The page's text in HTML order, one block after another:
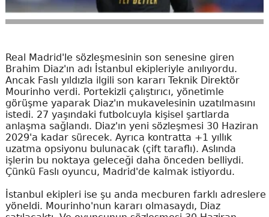
Real Madrid'le sözleşmesinin son senesine giren
Brahim Diaz'ın adı İstanbul ekipleriyle anılıyordu.
Ancak Faslı yıldızla ilgili son kararı Teknik Direktör
Mourinho verdi. Portekizli çalıştırıcı, yönetimle
görüşme yaparak Diaz'ın mukavelesinin uzatılmasını
istedi. 27 yaşındaki futbolcuyla kişisel şartlarda
anlaşma sağlandı. Diaz'ın yeni sözleşmesi 30 Haziran
2029'a kadar sürecek. Ayrıca kontratta +1 yıllık
uzatma opsiyonu bulunacak (çift taraflı). Aslında
işlerin bu noktaya geleceği daha önceden belliydi.
Çünkü Faslı oyuncu, Madrid'de kalmak istiyordu.
İstanbul ekipleri ise şu anda mecburen farklı adreslere
yöneldi. Mourinho'nun kararı olmasaydı, Diaz